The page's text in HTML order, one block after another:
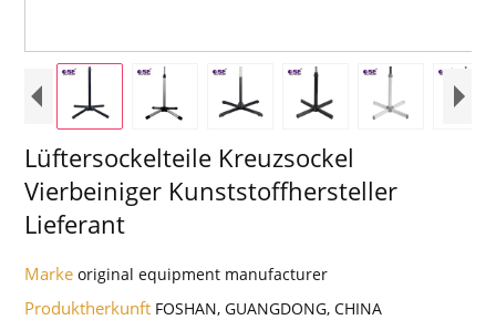
Lüftersockelteile Kreuzsockel
Vierbeiniger Kunststoffhersteller
Lieferant
Markeoriginal equipment manufacturer
Produktherkunft FOSHAN, GUANGDONG, CHINA